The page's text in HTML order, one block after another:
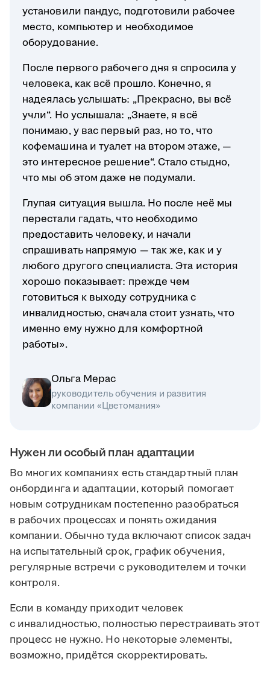
установили пандус, подготовили рабочее
место, компьютер и необходимое
оборудование.
После первого рабочего дня я спросила у
человека, как всё прошло. Конечно, я
надеялась услышать: „Прекрасно, вы всё
учли“. Но услышала: „Знаете, я всё
понимаю, у вас первый раз, но то, что
кофемашина и туалет на втором этаже, —
это интересное решение“. Стало стыдно,
что мы об этом даже не подумали.
Глупая ситуация вышла. Но после неё мы
перестали гадать, что необходимо
предоставить человеку, и начали
спрашивать напрямую — так же, как и у
любого другого специалиста. Эта история
хорошо показывает: прежде чем
готовиться к выходу сотрудника с
инвалидностью, сначала стоит узнать, что
именно ему нужно для комфортной
работы».
Ольга Мерас
руководитель обучения и развития
компании «Цветомания»
Нужен ли особый план адаптации
Во многих компаниях есть стандартный план
онбординга и адаптации, который помогает
новым сотрудникам постепенно разобраться
в рабочих процессах и понять ожидания
компании. Обычно туда включают список задач
на испытательный срок, график обучения,
регулярные встречи с руководителем и точки
контроля.
Если в команду приходит человек
с инвалидностью, полностью перестраивать этот
процесс не нужно. Но некоторые элементы,
возможно, придётся скорректировать.